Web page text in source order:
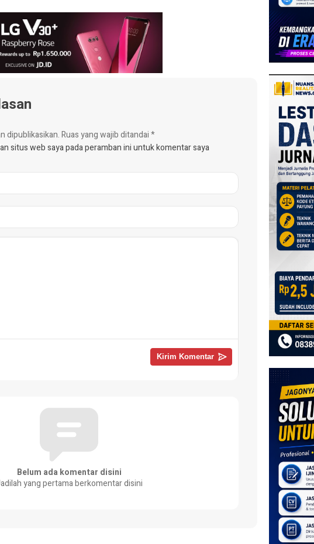
dipublikasikan.Ruas yang wajib ditandai*
situs web saya pada peramban ini untuk komentar saya
Belum ada komentar disini
yang pertama berkomentar disini